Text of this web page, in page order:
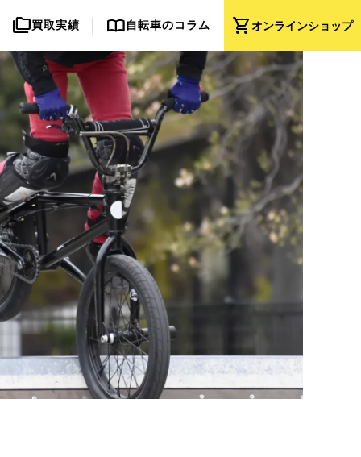
shopping_cartオンラインショップ
folder_copy買取実績 import_contacts自転車のコラム